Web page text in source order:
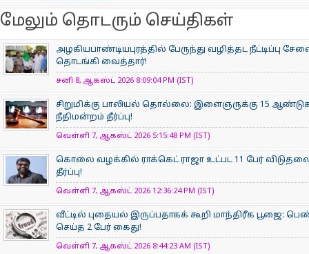
மேலும் தொடரும் செய்திகள்
அழகியபாண்டியபுரத்தில் பேருந்து வழித்தட நீட்டிப்பு
தொடங்கி வைத்தார்!
சனி 8, ஆகஸ்ட் 2026 8:09:04 PM (IST)
சிறுமிக்கு பாலியல் தொல்லை: இளைஞருக்கு 15
நீதிமன்றம் தீர்ப்பு!
வெள்ளி 7, ஆகஸ்ட் 2026 5:15:48 PM (IST)
கொலை வழக்கில் ராக்கெட் ராஜா உட்பட 11 பேர்
தீர்ப்பு!
வெள்ளி 7, ஆகஸ்ட் 2026 12:36:24 PM (IST)
வீட்டில் புதையல் இருப்பதாகக் கூறி மாந்திரீக பூஜை:
செய்த 2 பேர் கைது!
வெள்ளி 7, ஆகஸ்ட் 2026 8:44:23 AM (IST)